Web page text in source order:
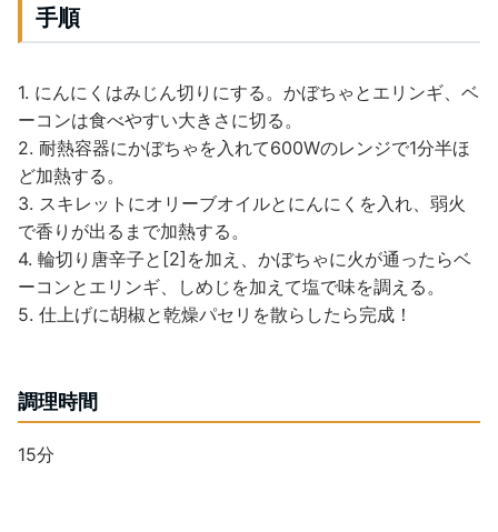
手順
1. にんにくはみじん切りにする。かぼちゃとエリンギ、ベ
ーコンは食べやすい大きさに切る。
2. 耐熱容器にかぼちゃを入れて600Wのレンジで1分半ほ
ど加熱する。
3. スキレットにオリーブオイルとにんにくを入れ、弱火
で香りが出るまで加熱する。
4. 輪切り唐辛子と[2]を加え、かぼちゃに火が通ったらベ
ーコンとエリンギ、しめじを加えて塩で味を調える。
5. 仕上げに胡椒と乾燥パセリを散らしたら完成！
調理時間
15分